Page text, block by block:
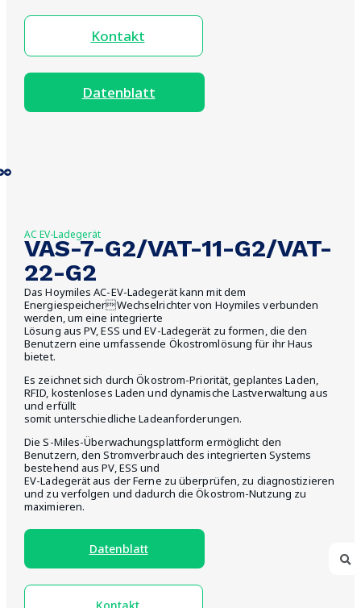
Kontakt
Datenblatt
AC EV-Ladegerät
VAS-7-G2/VAT-11-G2/VAT-
22-G2
Das Hoymiles AC-EV-Ladegerät kann mit dem
EnergiespeicherWechselrichter von Hoymiles verbunden
werden, um eine integrierte
Lösung aus PV, ESS und EV-Ladegerät zu formen, die den
Benutzern eine umfassende Ökostromlösung für ihr Haus
bietet.
Es zeichnet sich durch Ökostrom-Priorität, geplantes Laden,
RFID, kostenloses Laden und dynamische Lastverwaltung aus
und erfüllt
somit unterschiedliche Ladeanforderungen.
Die S-Miles-Überwachungsplattform ermöglicht den
Benutzern, den Stromverbrauch des integrierten Systems
bestehend aus PV, ESS und
EV-Ladegerät aus der Ferne zu überprüfen, zu diagnostizieren
und zu verfolgen und dadurch die Ökostrom-Nutzung zu
maximieren.
Datenblatt